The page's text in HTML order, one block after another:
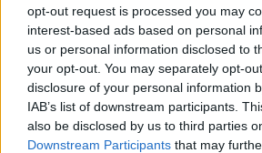
opt-out request is processed you may
interest-based ads based on personal
us or personal information disclosed to
your opt-out. You may separately opt-
disclosure of your personal information
IAB’s list of downstream participants.
also be disclosed by us to third parties
Downstream Participants that may